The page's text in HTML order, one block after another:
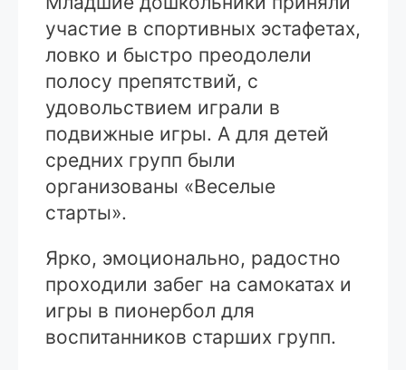
участие в спортивных эстафетах,
ловко и быстро преодолели
полосу препятствий, с
удовольствием играли в
подвижные игры. А для детей
средних групп были
организованы «Веселые
старты».
Ярко, эмоционально, радостно
проходили забег на самокатах и
игры в пионербол для
воспитанников старших групп.